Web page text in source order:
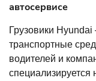
автосервисе
Грузовики
транспортные
водителей и
специализируется